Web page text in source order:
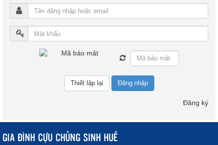
Đăng nhập
Đăng ký
GIA ĐÌNH CỰU CHỦNG SINH HUẾ